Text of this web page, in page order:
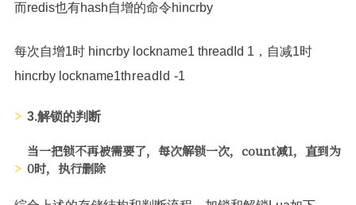
而redis也有hash自增的命令hincrby
每次自增1时 hincrby lockname1 threadId 1，自减1时
hincrby lockname1threadId -1
3.解锁的判断
当一把锁不再被需要了，每次解锁一次，count减1，直到为
0时，执行删除